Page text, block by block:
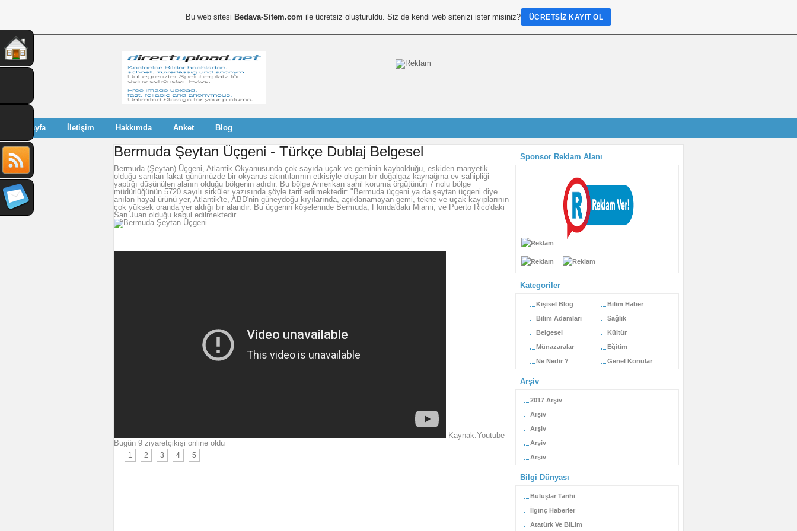
Anasayfa İletişim Hakkımda Anket Blog
Bermuda Şeytan Üçgeni - Türkçe Dublaj Belgesel
Bermuda (Şeytan) Üçgeni, Atlantik Okyanusunda çok sayıda uçak ve geminin kaybolduğu, eskiden manyetik
olduğu sanılan fakat günümüzde bir okyanus akıntılarının etkisiyle oluşan bir doğalgaz kaynağına ev sahipliği
yaptığı düşünülen alanın olduğu bölgenin adıdır. Bu bölge Amerikan sahil koruma örgütünün 7 nolu bölge
müdürlüğünün 5720 sayılı sirküler yazısında şöyle tarif edilmektedir: "Bermuda üçgeni ya da şeytan üçgeni diye
anılan hayal ürünü yer, Atlantik'te, ABD'nin güneydoğu kıyılarında, açıklanamayan gemi, tekne ve uçak kayıplarının
çok yüksek oranda yer aldığı bir alandır. Bu üçgenin köşelerinde Bermuda, Florida'daki Miami, ve Puerto Rico'daki
San Juan olduğu kabul edilmektedir.
Kaynak:Youtube
Bugün 9 ziyaretçikişi online oldu
1 2 3 4 5
Sponsor Reklam Alanı
Kategoriler
Kişisel Blog
Bilim Adamları
Belgesel
Münazaralar
Ne Nedir ?
Bilim Haber
Sağlık
Kültür
Eğitim
Genel Konular
Arşiv
2017 Arşiv
Arşiv
Arşiv
Arşiv
Arşiv
Bilgi Dünyası
Buluşlar Tarihi
İlginç Haberler
Atatürk Ve BiLim
Bu web sitesi Bedava-Sitem.com ile ücretsiz oluşturuldu. Siz de kendi web sitenizi ister misiniz? ÜCRETSIZ KAYIT OL